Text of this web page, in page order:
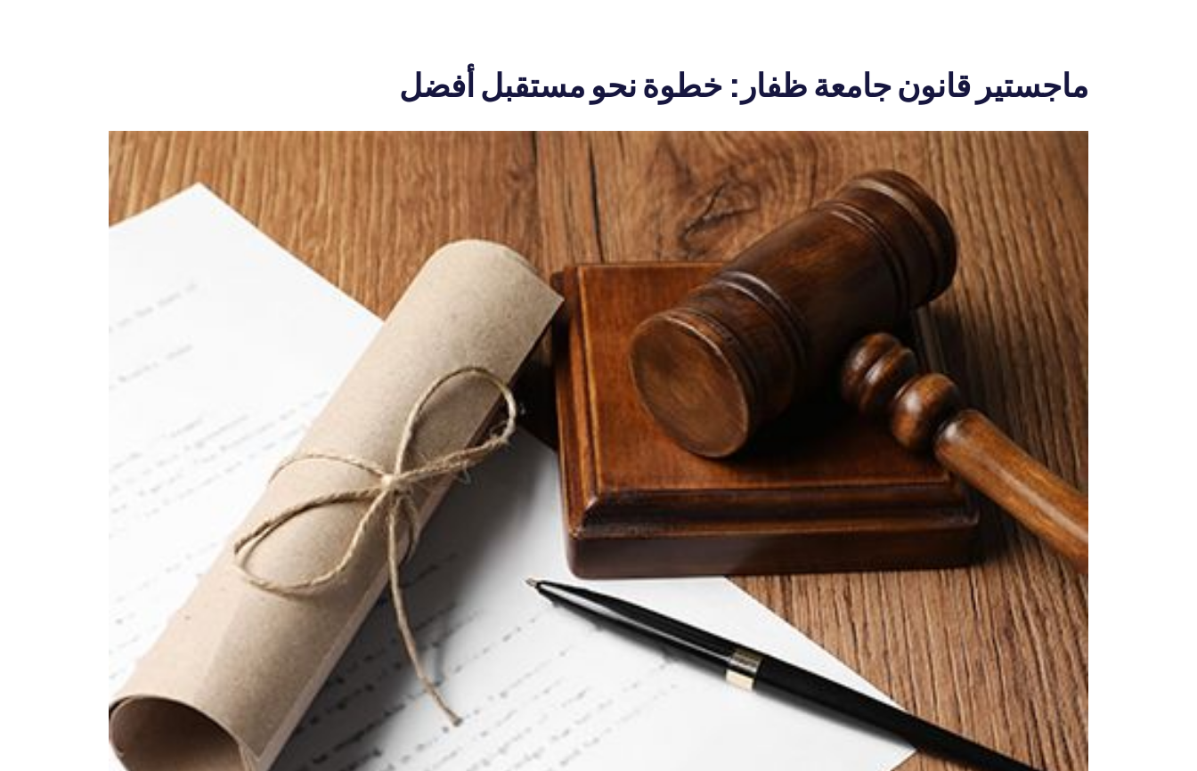
ماجستير قانون جامعة ظفار: خطوة نحو مستقبل أفضل